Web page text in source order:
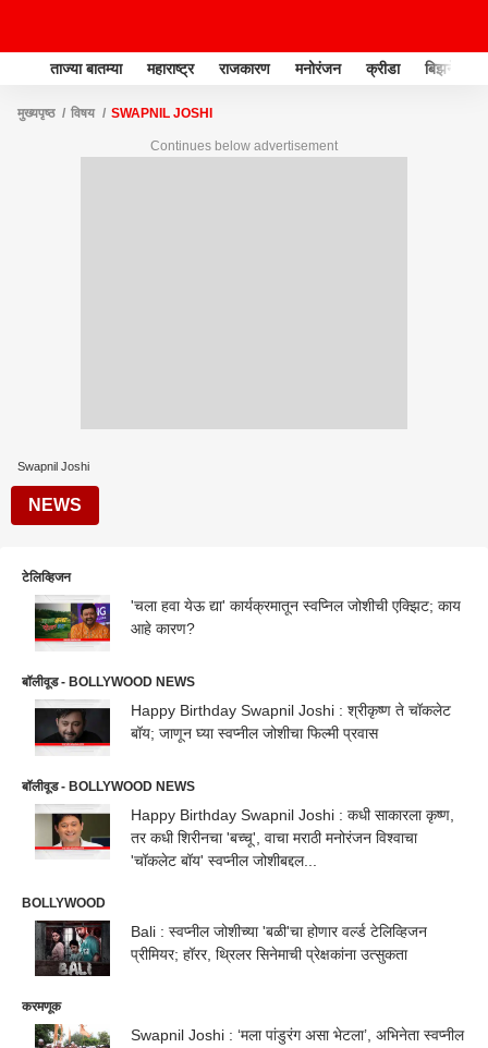
ताज्या बातम्या महाराष्ट्र राजकारण मनोरंजन क्रीडा बिझनेस
मुख्यपृष्ठ विषय SWAPNIL JOSHI
Continues below advertisement
Swapnil Joshi
NEWS
टेलिव्हिजन
'चला हवा येऊ द्या' कार्यक्रमातून स्वप्निल जोशीची एक्झिट; काय
आहे कारण?
बॉलीवूड - BOLLYWOOD NEWS
Happy Birthday Swapnil Joshi : श्रीकृष्ण ते चॉकलेट
बॉय; जाणून घ्या स्वप्नील जोशीचा फिल्मी प्रवास
बॉलीवूड - BOLLYWOOD NEWS
Happy Birthday Swapnil Joshi : कधी साकारला कृष्ण,
तर कधी शिरीनचा 'बच्चू', वाचा मराठी मनोरंजन विश्वाचा
'चॉकलेट बॉय' स्वप्नील जोशीबद्दल...
BOLLYWOOD
Bali : स्वप्नील जोशीच्या 'बळी'चा होणार वर्ल्ड टेलिव्हिजन
प्रीमियर; हॉरर, थ्रिलर सिनेमाची प्रेक्षकांना उत्सुकता
करमणूक
Swapnil Joshi : ‘मला पांडुरंग असा भेटला’, अभिनेता स्वप्नील